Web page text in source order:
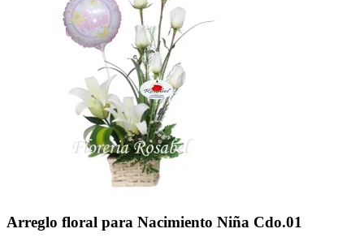
Arreglo floral para Nacimiento Niña Cdo.01